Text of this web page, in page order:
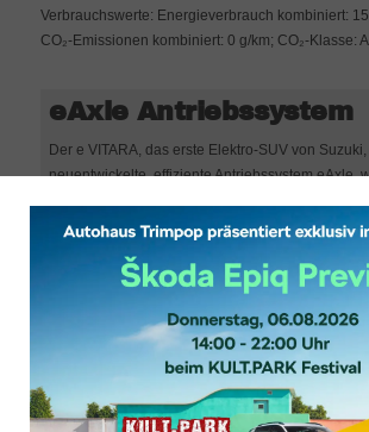
Verbrauchswerte: Energieverbrauch kombiniert:
CO₂-Emissionen kombiniert: 0 g/km; CO₂-Klasse: A.
eAxle Antriebssystem
Der e VITARA, das erste Elektro-SUV von
neuentwickelte, effiziente Antriebssystem eAxle,
Eisenphosphat-Batterien mit 49 oder 61 kWh
langanhaltende Performance – sowohl im
einem weiteren Motor an der Hinterachse auf,
kW/65 PS leisten kann. Die Systemleistung der
beträgt 135 kW/183 PS.